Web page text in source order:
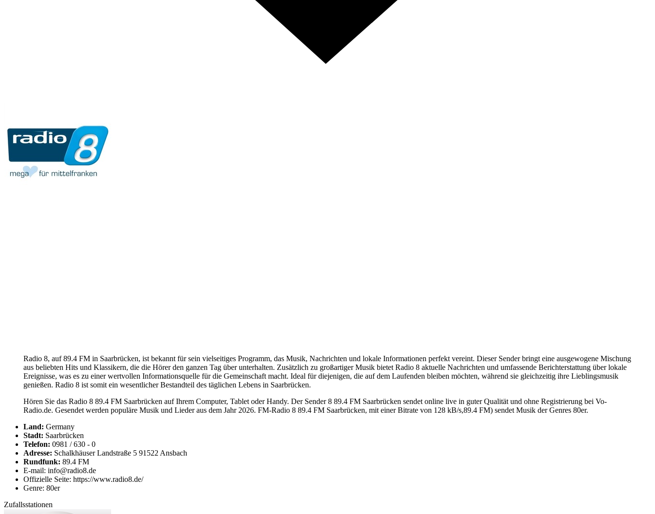
Radio 8, auf 89.4 FM in Saarbrücken, ist bekannt für sein vielseitiges Programm, das Musik, Nachrichten und lokale Informationen perfekt vereint. Dieser Sender bringt eine ausgewogene Mischung
aus beliebten Hits und Klassikern, die die Hörer den ganzen Tag über unterhalten. Zusätzlich zu großartiger Musik bietet Radio 8 aktuelle Nachrichten und umfassende Berichterstattung über lokale
Ereignisse, was es zu einer wertvollen Informationsquelle für die Gemeinschaft macht. Ideal für diejenigen, die auf dem Laufenden bleiben möchten, während sie gleichzeitig ihre Lieblingsmusik
genießen. Radio 8 ist somit ein wesentlicher Bestandteil des täglichen Lebens in Saarbrücken.
Hören Sie das Radio 8 89.4 FM Saarbrücken auf Ihrem Computer, Tablet oder Handy. Der Sender 8 89.4 FM Saarbrücken sendet online live in guter Qualität und ohne Registrierung bei Vo-
Radio.de. Gesendet werden populäre Musik und Lieder aus dem Jahr 2026. FM-Radio 8 89.4 FM Saarbrücken, mit einer Bitrate von 128 kB/s,89.4 FM) sendet Musik der Genres 80er.
Land: Germany
Stadt: Saarbrücken
Telefon: 0981 / 630 - 0
Adresse: Schalkhäuser Landstraße 5 91522 Ansbach
Rundfunk: 89.4 FM
E-mail: info@radio8.de
Offizielle Seite: https://www.radio8.de/
Genre: 80er
Zufallsstationen